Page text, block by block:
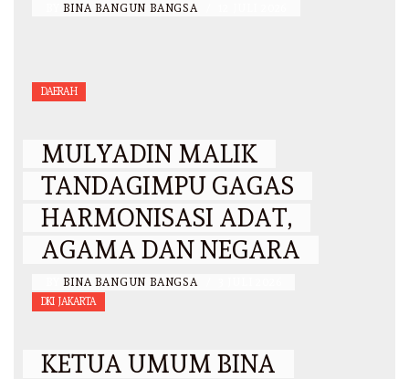
BINA BANGUN BANGSA
DAERAH
MULYADIN MALIK
TANDAGIMPU GAGAS
HARMONISASI ADAT,
AGAMA DAN NEGARA
BINA BANGUN BANGSA
DKI JAKARTA
KETUA UMUM BINA